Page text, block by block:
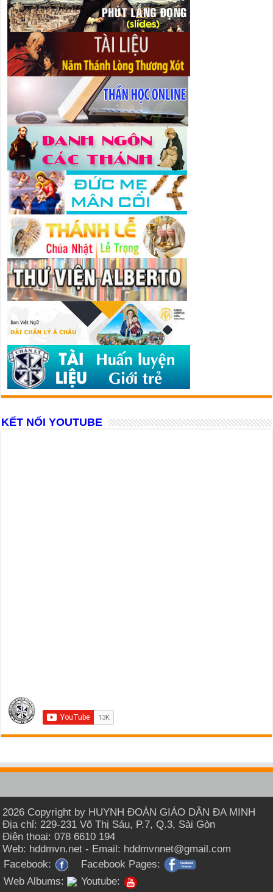
KẾT NỐI YOUTUBE
2026 Copyright by HUYNH ĐOÀN GIÁO DÂN ĐA MINH
Địa chỉ: 229-231 Võ Thị Sáu, P.7, Q.3, Sài Gòn
Điện thoại: 078 6610 194
Web: hddmvn.net - Email: hddmvnnet@gmail.com
Facebook:
Facebook Pages:
Web Albums:
Youtube: